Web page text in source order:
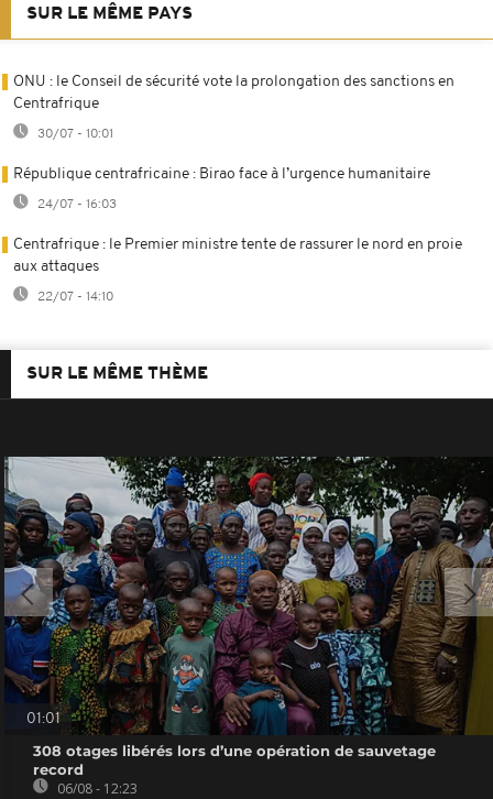
SUR LE MÊME PAYS
ONU : le Conseil de sécurité vote la prolongation des sanctions en
Centrafrique
30/07 - 10:01
République centrafricaine : Birao face à l’urgence humanitaire
24/07 - 16:03
Centrafrique : le Premier ministre tente de rassurer le nord en proie
aux attaques
22/07 - 14:10
SUR LE MÊME THÈME
01:01
308 otages libérés lors d’une opération de sauvetage
record
06/08 - 12:23